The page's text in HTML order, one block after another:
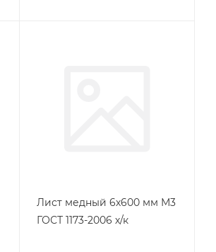
Лист медный 6х600 мм М3
ГОСТ 1173-2006 х/к